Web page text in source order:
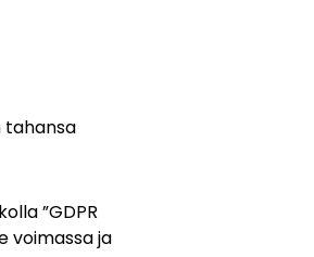
tahansa
”GDPR
voimassa ja